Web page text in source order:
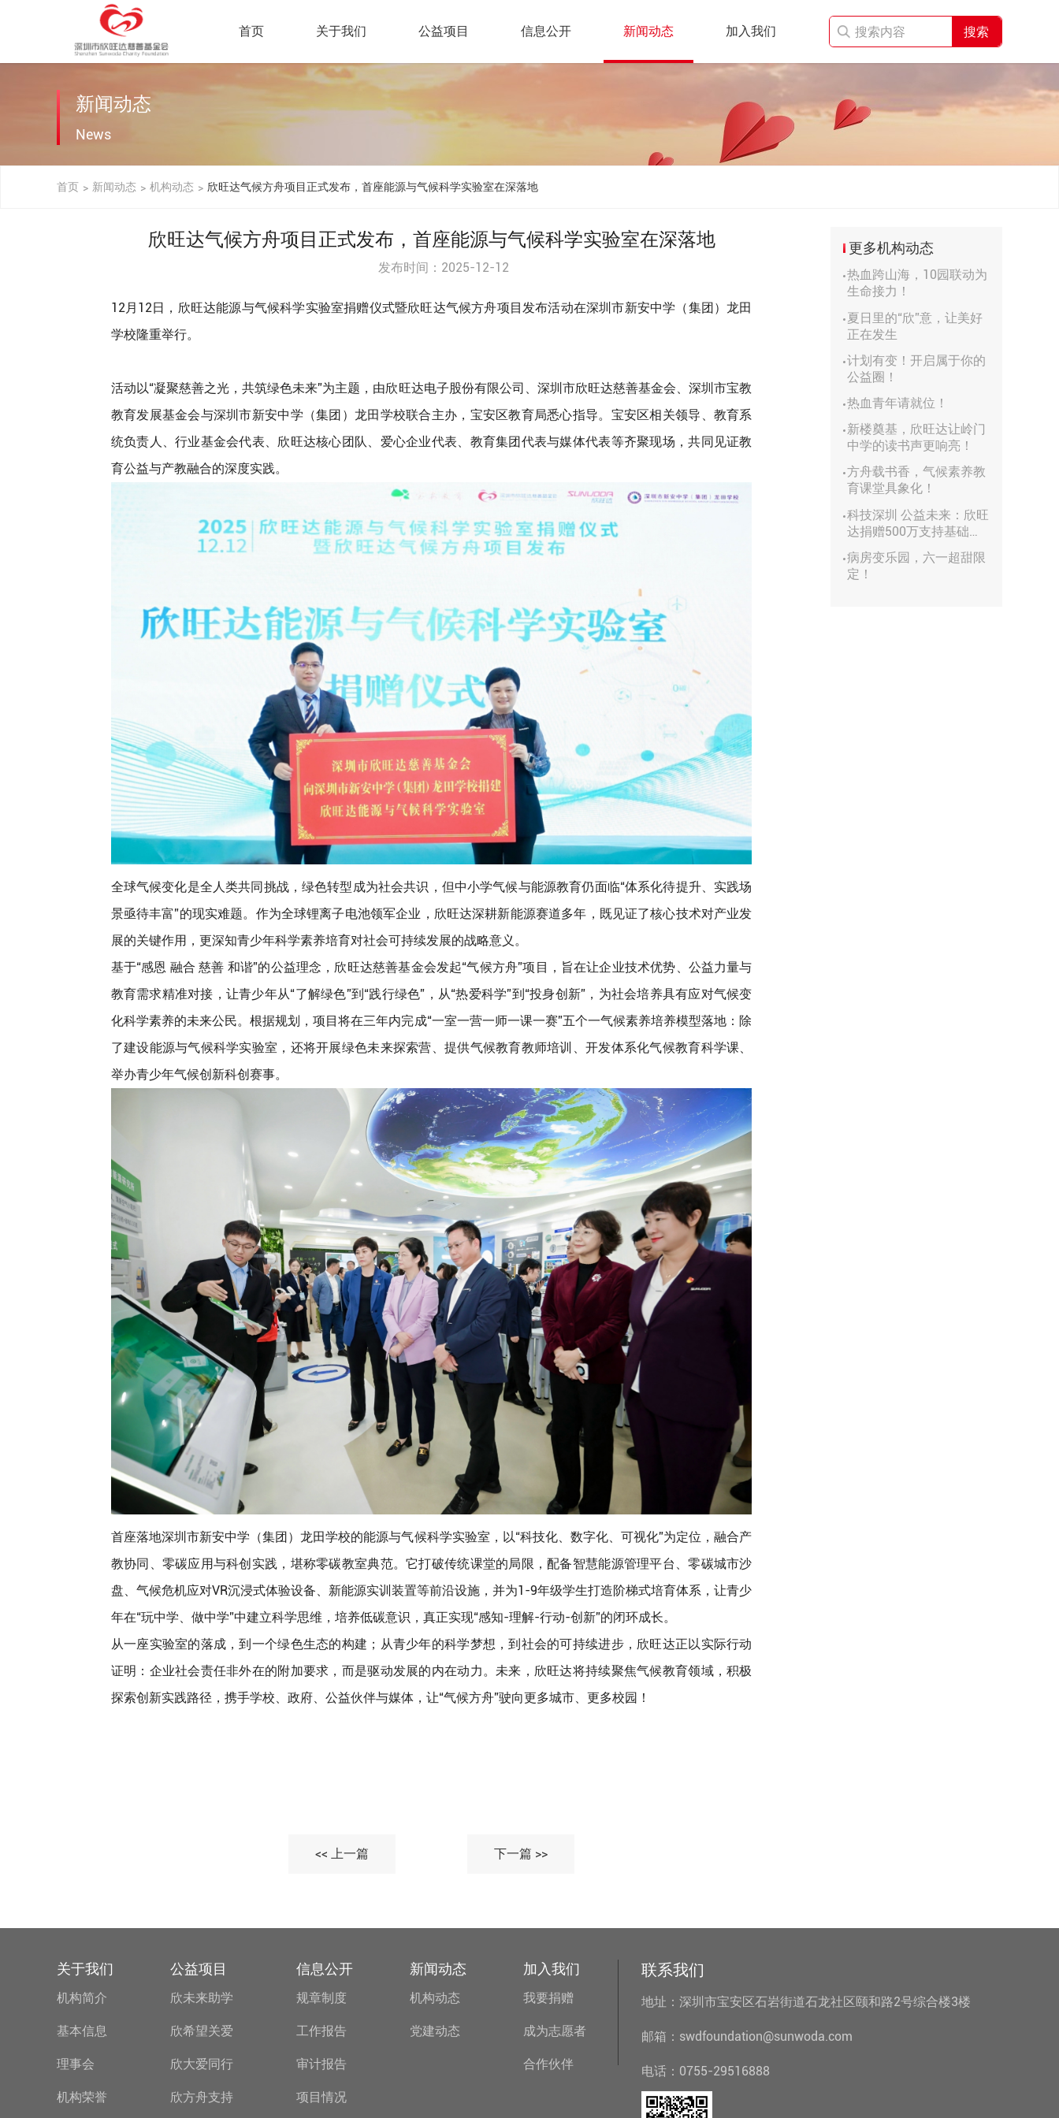
首页 关于我们 公益项目 信息公开 新闻动态 加入我们 搜索
新闻动态
News
首页 > 新闻动态 > 机构动态 > 欣旺达气候方舟项目正式发布，首座能源与气候科学实验室在深落地
欣旺达气候方舟项目正式发布，首座能源与气候科学实验室在深落地
发布时间：2025-12-12
12月12日，欣旺达能源与气候科学实验室捐赠仪式暨欣旺达气候方舟项目发布活动在深圳市新安中学（集团）龙田
学校隆重举行。
活动以“凝聚慈善之光，共筑绿色未来”为主题，由欣旺达电子股份有限公司、深圳市欣旺达慈善基金会、深圳市宝教
教育发展基金会与深圳市新安中学（集团）龙田学校联合主办，宝安区教育局悉心指导。宝安区相关领导、教育系
统负责人、行业基金会代表、欣旺达核心团队、爱心企业代表、教育集团代表与媒体代表等齐聚现场，共同见证教
育公益与产教融合的深度实践。
全球气候变化是全人类共同挑战，绿色转型成为社会共识，但中小学气候与能源教育仍面临“体系化待提升、实践场
景亟待丰富”的现实难题。作为全球锂离子电池领军企业，欣旺达深耕新能源赛道多年，既见证了核心技术对产业发
展的关键作用，更深知青少年科学素养培育对社会可持续发展的战略意义。
基于“感恩 融合 慈善 和谐”的公益理念，欣旺达慈善基金会发起“气候方舟”项目，旨在让企业技术优势、公益力量与
教育需求精准对接，让青少年从“了解绿色”到“践行绿色”，从“热爱科学”到“投身创新”，为社会培养具有应对气候变
化科学素养的未来公民。根据规划，项目将在三年内完成“一室一营一师一课一赛”五个一气候素养培养模型落地：除
了建设能源与气候科学实验室，还将开展绿色未来探索营、提供气候教育教师培训、开发体系化气候教育科学课、
举办青少年气候创新科创赛事。
首座落地深圳市新安中学（集团）龙田学校的能源与气候科学实验室，以“科技化、数字化、可视化”为定位，融合产
教协同、零碳应用与科创实践，堪称零碳教室典范。它打破传统课堂的局限，配备智慧能源管理平台、零碳城市沙
盘、气候危机应对VR沉浸式体验设备、新能源实训装置等前沿设施，并为1-9年级学生打造阶梯式培育体系，让青少
年在“玩中学、做中学”中建立科学思维，培养低碳意识，真正实现“感知-理解-行动-创新”的闭环成长。
从一座实验室的落成，到一个绿色生态的构建；从青少年的科学梦想，到社会的可持续进步，欣旺达正以实际行动
证明：企业社会责任非外在的附加要求，而是驱动发展的内在动力。未来，欣旺达将持续聚焦气候教育领域，积极
探索创新实践路径，携手学校、政府、公益伙伴与媒体，让“气候方舟”驶向更多城市、更多校园！
<< 上一篇 下一篇 >>
更多机构动态
热血跨山海，10园联动为
生命接力！
夏日里的“欣”意，让美好
正在发生
计划有变！开启属于你的
公益圈！
热血青年请就位！
新楼奠基，欣旺达让岭门
中学的读书声更响亮！
方舟载书香，气候素养教
育课堂具象化！
科技深圳 公益未来：欣旺
达捐赠500万支持基础研
病房变乐园，六一超甜限
定！
关于我们
机构简介
基本信息
理事会
机构荣誉
公益项目
欣未来助学
欣希望关爱
欣大爱同行
欣方舟支持
信息公开
规章制度
工作报告
审计报告
项目情况
新闻动态
机构动态
党建动态
加入我们
我要捐赠
成为志愿者
合作伙伴
联系我们
地址：深圳市宝安区石岩街道石龙社区颐和路2号综合楼3楼
邮箱：swdfoundation@sunwoda.com
电话：0755-29516888